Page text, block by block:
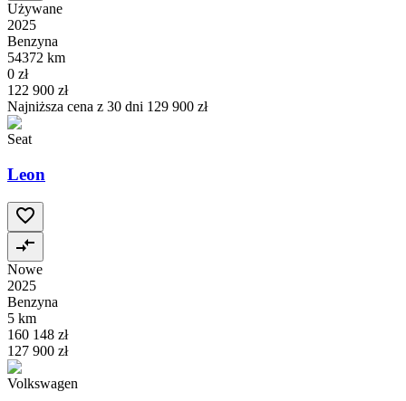
Używane
2025
Benzyna
54372 km
0 zł
122 900 zł
Najniższa cena z 30 dni 129 900 zł
Seat
Leon
Nowe
2025
Benzyna
5 km
160 148 zł
127 900 zł
Volkswagen